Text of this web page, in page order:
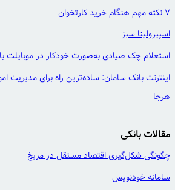
7 نکته مهم هنگام خرید کارتخوان
اسپیرولینا سبز
استعلام چک صیادی به‌صورت خودکار در موبایلت
اینترنت بانک سامان: ساده‌ترین راه برای مدیریت
هرجا
مقالات بانکی
چگونگی شکل‌گیری اقتصاد مستقل در مریخ
سامانه خودنویس